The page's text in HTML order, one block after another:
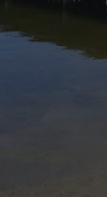
5 miesięcy 4